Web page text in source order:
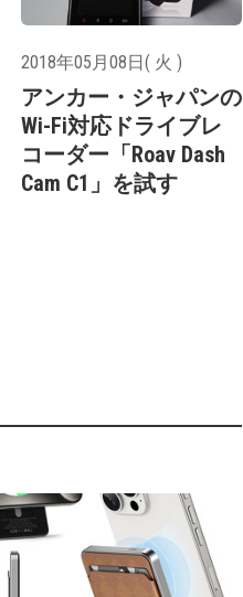
2018年05月08日( 火 )
アンカー・ジャパンの
Wi-Fi対応ドライブレ
コーダー「Roav Dash
Cam C1」を試す